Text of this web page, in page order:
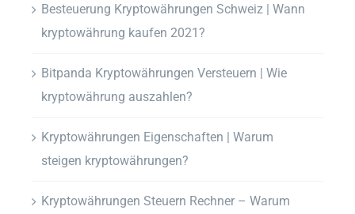
Besteuerung Kryptowährungen Schweiz | Wann
kryptowährung kaufen 2021?
Bitpanda Kryptowährungen Versteuern | Wie
kryptowährung auszahlen?
Kryptowährungen Eigenschaften | Warum
steigen kryptowährungen?
Kryptowährungen Steuern Rechner – Warum